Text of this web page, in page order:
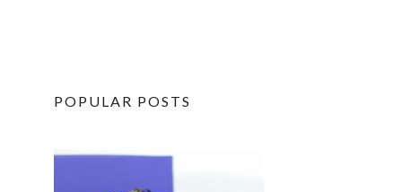
POPULAR POSTS